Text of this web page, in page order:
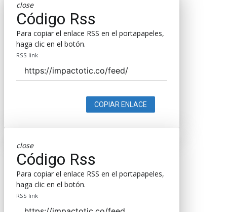
close
Código Rss
Para copiar el enlace RSS en el portapapeles,
haga clic en el botón.
RSS link
COPIAR ENLACE
close
Código Rss
Para copiar el enlace RSS en el portapapeles,
haga clic en el botón.
RSS link